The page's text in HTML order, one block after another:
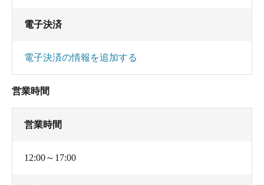
424mg、臭化物ｲｵﾝ0.89mg、硫酸ｲｵﾝ39.0mg、硝酸ｲｵ
ﾒﾀﾎｳ酸19.5mg、遊離二酸化炭素0.37mg、成分総計
電子決済
電子決済の情報を追加する
営業時間
営業時間
12:00～17:00